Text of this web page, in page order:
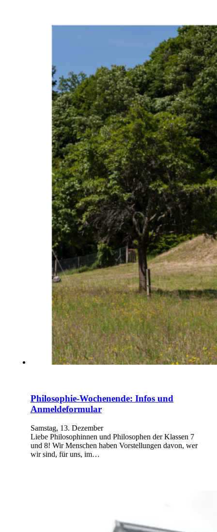
Philosophie-Wochenende: Infos und
Anmeldeformular
Samstag, 13. Dezember
Liebe Philosophinnen und Philosophen der Klassen 7
und 8! Wir Menschen haben Vorstellungen davon, wer
wir sind, für uns, im…